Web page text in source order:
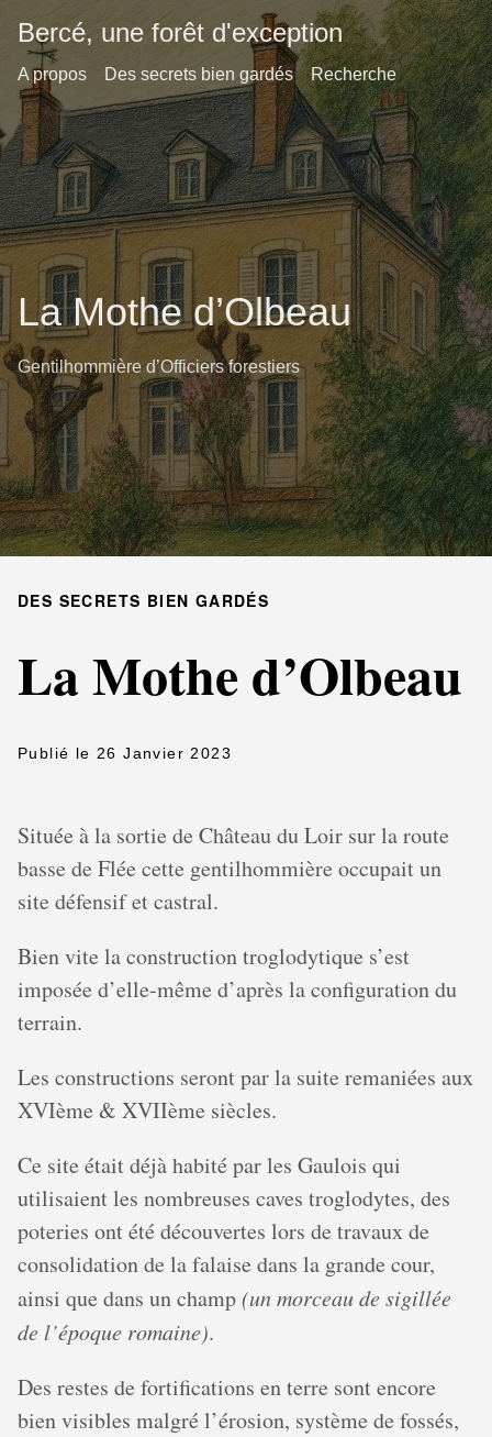
Bercé, une forêt d'exception
A propos Des secrets bien gardés Recherche
La Mothe d’Olbeau
Gentilhommière d’Officiers forestiers
DES SECRETS BIEN GARDÉS
La Mothe d’Olbeau
Publié le 26 Janvier 2023
Située à la sortie de Château du Loir sur la route
basse de Flée cette gentilhommière occupait un
site défensif et castral.
Bien vite la construction troglodytique s’est
imposée d’elle-même d’après la configuration du
terrain.
Les constructions seront par la suite remaniées aux
XVIème & XVIIème siècles.
Ce site était déjà habité par les Gaulois qui
utilisaient les nombreuses caves troglodytes, des
poteries ont été découvertes lors de travaux de
consolidation de la falaise dans la grande cour,
ainsi que dans un champ(un morceau de sigillée
de l’époque romaine).
Des restes de fortifications en terre sont encore
bien visibles malgré l’érosion, système de fossés,